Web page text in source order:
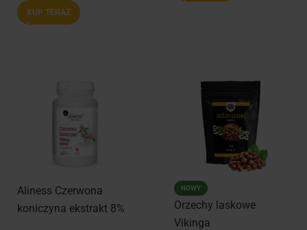
KUP TERAZ
Aliness Czerwona
koniczyna ekstrakt 8%
NOWY
Orzechy laskowe
Vikinga